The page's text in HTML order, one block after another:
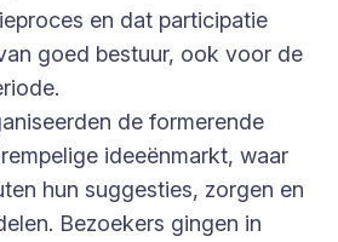
en dat participatie
goed bestuur, ook voor de
de formerende
ideeënmarkt, waar
hun suggesties, zorgen en
Bezoekers gingen in